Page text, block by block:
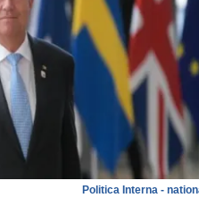
Politica Interna -